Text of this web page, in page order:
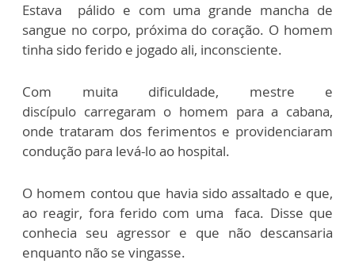
Estava pálido e com uma grande mancha de
sangue no corpo, próxima do coração. O homem
tinha sido ferido e jogado ali, inconsciente.
Com muita dificuldade, mestre e
discípulo carregaram o homem para a cabana,
onde trataram dos ferimentos e providenciaram
condução para levá-lo ao hospital.
O homem contou que havia sido assaltado e que,
ao reagir, fora ferido com uma faca. Disse que
conhecia seu agressor e que não descansaria
enquanto não se vingasse.